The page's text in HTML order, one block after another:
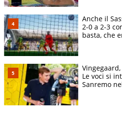
Anche il
2-0 a 2-3
basta, che
Le voci si
Sanremo